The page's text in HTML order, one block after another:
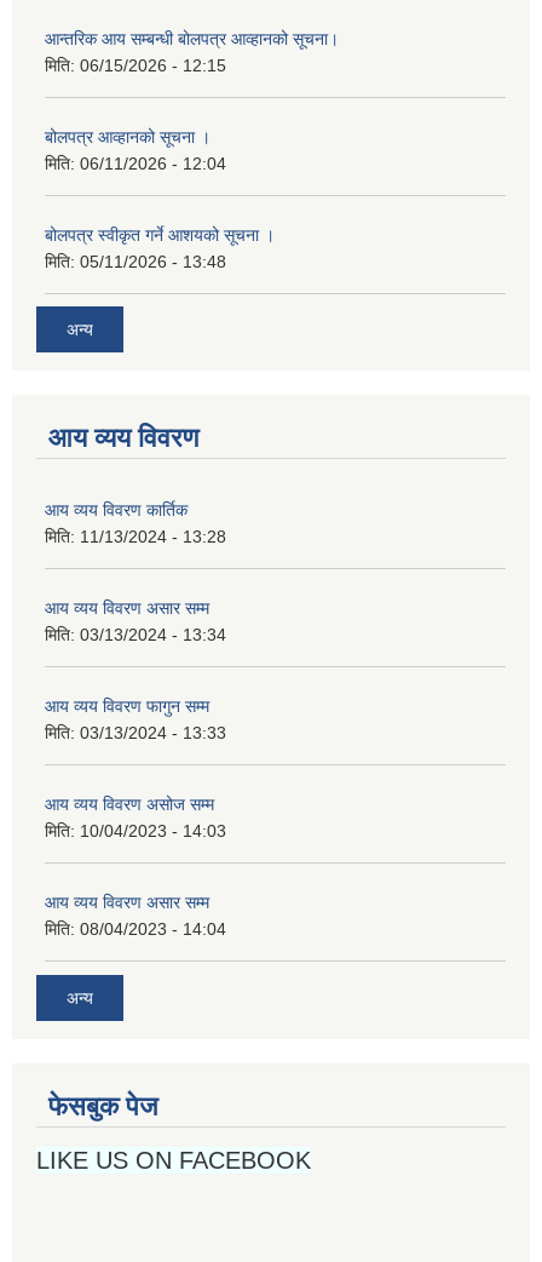
आन्तरिक आय सम्बन्धी बोलपत्र आव्हानको सूचना।
मिति: 06/15/2026 - 12:15
बोलपत्र आव्हानको सूचना ।
मिति: 06/11/2026 - 12:04
बोलपत्र स्वीकृत गर्ने आशयको सूचना ।
मिति: 05/11/2026 - 13:48
अन्य
आय व्यय विवरण
आय व्यय विवरण कार्तिक
मिति: 11/13/2024 - 13:28
आय व्यय विवरण असार सम्म
मिति: 03/13/2024 - 13:34
आय व्यय विवरण फागुन सम्म
मिति: 03/13/2024 - 13:33
आय व्यय विवरण असोज सम्म
मिति: 10/04/2023 - 14:03
आय व्यय विवरण असार सम्म
मिति: 08/04/2023 - 14:04
अन्य
फेसबुक पेज
LIKE US ON FACEBOOK